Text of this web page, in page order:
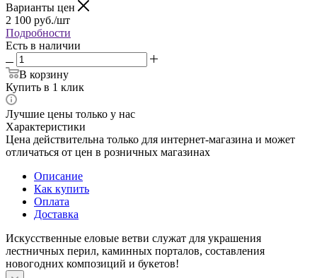
Варианты цен
2 100 руб./шт
Подробности
Есть в наличии
В корзину
Купить в 1 клик
Лучшие цены только у нас
Характеристики
Цена действительна только для интернет-магазина и может
отличаться от цен в розничных магазинах
Описание
Как купить
Оплата
Доставка
Искусственные еловые ветви служат для украшения
лестничных перил, каминных порталов, составления
новогодних композиций и букетов!